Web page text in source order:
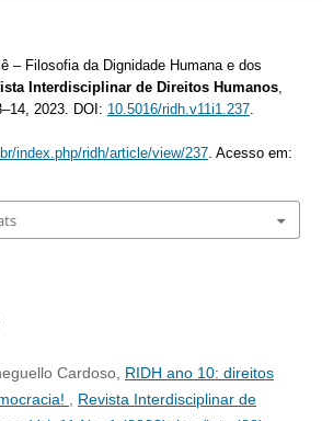
– Filosofia da Dignidade Humana e dos
Interdisciplinar de Direitos Humanos,
2023. DOI: 10.5016/ridh.v11i1.237.
index.php/ridh/article/view/237. Acesso em:
Cardoso, RIDH ano 10: direitos
Revista Interdisciplinar de